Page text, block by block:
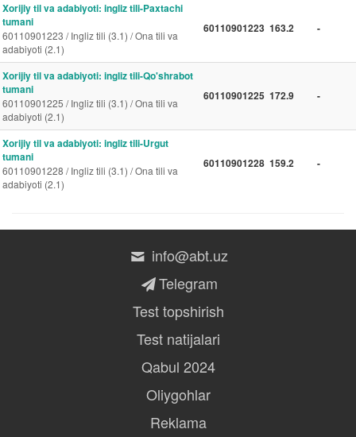
Xorijiy til va adabiyoti: ingliz tili-Paxtachi
tumani
60110901223 / Ingliz tili (3.1) / Ona tili va
adabiyoti (2.1)
60110901223 163.2 -
Xorijiy til va adabiyoti: ingliz tili-Qo'shrabot
tumani
60110901225 / Ingliz tili (3.1) / Ona tili va
adabiyoti (2.1)
60110901225 172.9 -
Xorijiy til va adabiyoti: ingliz tili-Urgut
tumani
60110901228 / Ingliz tili (3.1) / Ona tili va
adabiyoti (2.1)
60110901228 159.2 -
info@abt.uz
Telegram
Test topshirish
Test natijalari
Qabul 2024
Oliygohlar
Reklama